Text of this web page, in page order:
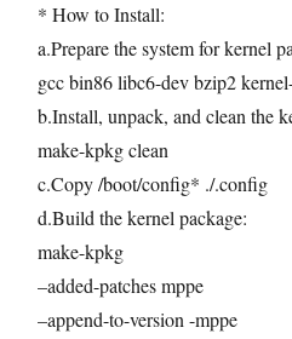
* How to Install:
a.Prepare the system for kernel
gcc bin86 libc6-dev bzip2
b.Install, unpack, and clean the
make-kpkg clean
c.Copy /boot/config* ./.config
d.Build the kernel package:
make-kpkg
–added-patches mppe
–append-to-version -mppe